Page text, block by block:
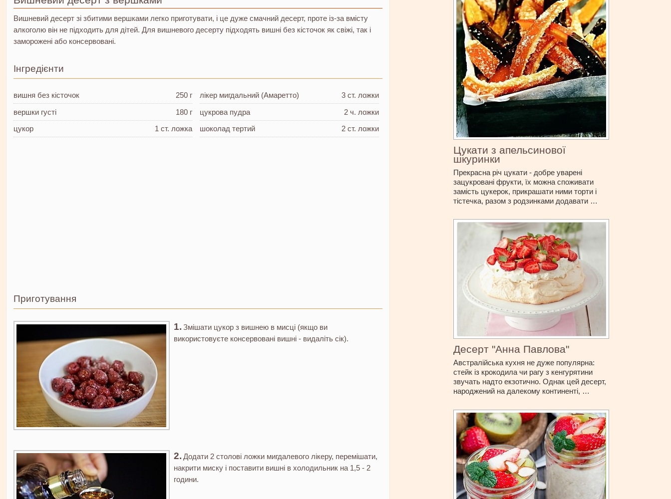
Вишневий десерт зі збитими вершками легко приготувати, і це дуже смачний десерт, проте із-за вмісту
алкоголю він не підходить для дітей. Для вишневого десерту підходять вишні без кісточок як свіжі, так і
заморожені або консервовані.
Інгредієнти
вишня без кісточок
250 г
вершки густі
180 г
цукор
1 ст. ложка
лікер мигдальний (Амаретто)
3 ст. ложки
цукрова пудра
2 ч. ложки
шоколадтертий 2 ст. ложки
Приготування
Змішати цукор з вишнею в мисці (якщо ви
використовуєте консервовані вишні - видаліть сік).
Додати 2 столові ложки мигдалевого лікеру, перемішати,
накрити миску і поставити вишні в холодильник на 1,5 - 2
години.
Цукати з апельсинової
шкуринки
Прекрасна річ цукати - добре уварені
зацукровані фрукти, їх можна споживати
замість цукерок, прикрашати ними торти і
тістечка, разом з родзинками додавати …
Десерт "Анна Павлова"
Австралійська кухня не дуже популярна:
стейк із крокодила чи рагу з кенгурятини
звучать надто екзотично. Однак цей десерт,
народжений на далекому континенті, …